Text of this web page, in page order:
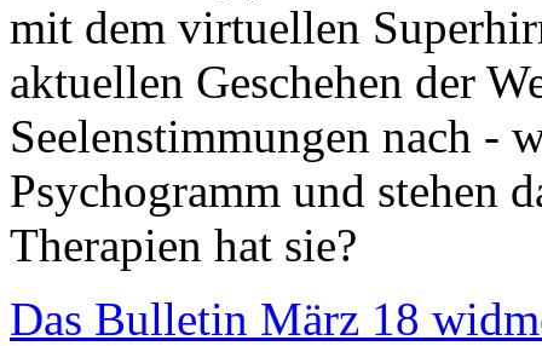
mit dem virtuellen
aktuellen Geschehen der
Seelenstimmungen nach -
Psychogramm und stehen
Therapien hat sie?
Das Bulletin März 18